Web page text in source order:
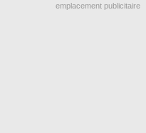
emplacement publicitaire